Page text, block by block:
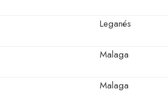
Leganés
Malaga
Malaga